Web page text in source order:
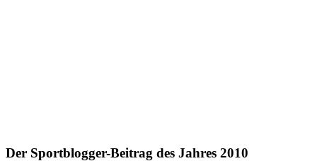
Der Sportblogger-Beitrag des Jahres 2010